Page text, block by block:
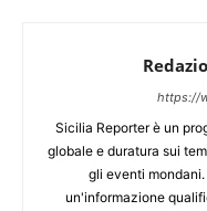
https://
Sicilia Reporter è un
globale e duratura sui
gli eventi
un'informazione